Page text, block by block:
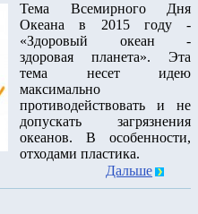
Тема Всемирного Дня
Океана в 2015 году -
«Здоровый океан -
здоровая планета». Эта
тема несет идею
максимально
противодействовать и не
допускать загрязнения
океанов. В особенности,
отходами пластика.
Дальше